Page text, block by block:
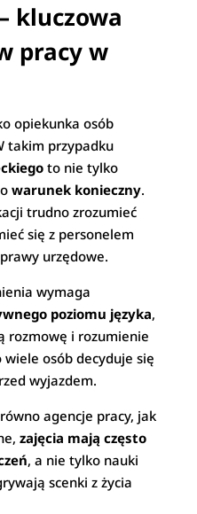
kluczowa
pracy w
opiekunka osób
takim przypadku
to nie tylko
warunek konieczny.
trudno zrozumieć
się z personelem
urzędowe.
wymaga
poziomu języka,
rozmowę i rozumienie
osób decyduje się
wyjazdem.
agencje pracy, jak
zajęcia mają często
, a nie tylko nauki
scenki z życia